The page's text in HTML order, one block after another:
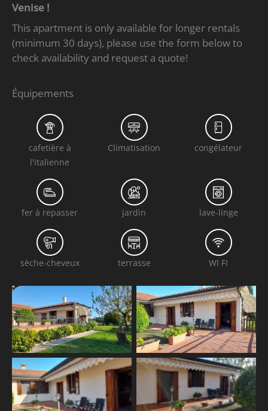
Venise !
This apartment is only available for longer rentals
(minimum 30 days), please use the form below to
check availability and request a quote!
Équipements
cafetière à
l'italienne
Climatisation congélateur
fer à repasser jardin lave-linge
sèche-cheveux terrasse WI FI